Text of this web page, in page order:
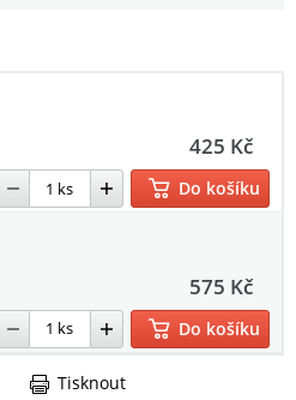
425 Kč
Do košíku
575 Kč
Do košíku
Tisknout